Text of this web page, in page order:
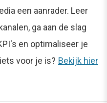
een aanrader. Leer
ga aan de slag
en optimaliseer je
voor je is? Bekijk hier